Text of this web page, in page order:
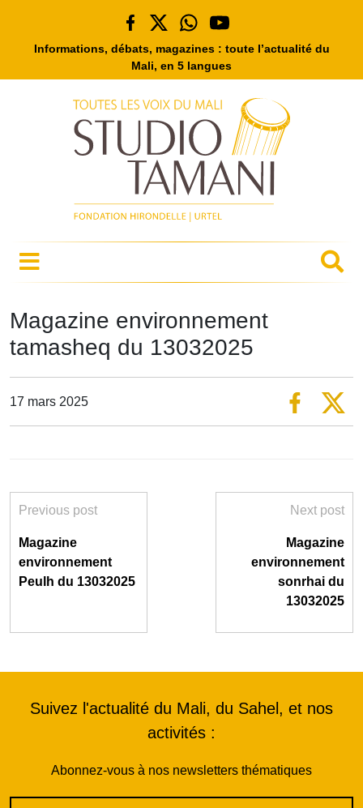
Informations, débats, magazines : toute l’actualité du
Mali, en 5 langues
Magazine environnement
tamasheq du 13032025
17 mars 2025
Previous post
Magazine
environnement
Peulh du 13032025
Next post
Magazine
environnement
sonrhai du
13032025
Suivez l'actualité du Mali, du Sahel, et nos
activités :
Abonnez-vous à nos newsletters thématiques